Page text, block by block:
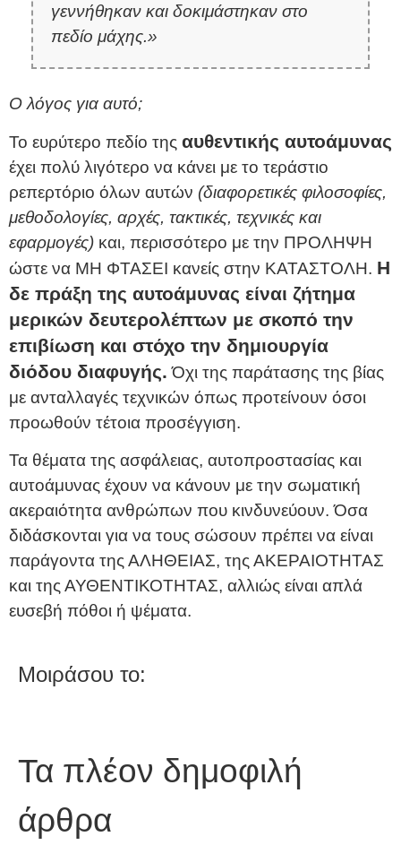
γεννήθηκαν και δοκιμάστηκαν στο
πεδίο μάχης.»
Ο λόγος για αυτό;
Το ευρύτερο πεδίο της αυθεντικής αυτοάμυνας
έχει πολύ λιγότερο να κάνει με το τεράστιο
ρεπερτόριο όλων αυτών (διαφορετικές φιλοσοφίες,
μεθοδολογίες, αρχές, τακτικές, τεχνικές και
εφαρμογές) και, περισσότερο με την ΠΡΟΛΗΨΗ
ώστε να ΜΗ ΦΤΑΣΕΙ κανείς στην ΚΑΤΑΣΤΟΛΗ. Η
δε πράξη της αυτοάμυνας είναι ζήτημα
μερικών δευτερολέπτων με σκοπό την
επιβίωση και στόχο την δημιουργία
διόδου διαφυγής. Όχι της παράτασης της βίας
με ανταλλαγές τεχνικών όπως προτείνουν όσοι
προωθούν τέτοια προσέγγιση.
Τα θέματα της ασφάλειας, αυτοπροστασίας και
αυτοάμυνας έχουν να κάνουν με την σωματική
ακεραιότητα ανθρώπων που κινδυνεύουν. Όσα
διδάσκονται για να τους σώσουν πρέπει να είναι
παράγοντα της ΑΛΗΘΕΙΑΣ, της ΑΚΕΡΑΙΟΤΗΤΑΣ
και της ΑΥΘΕΝΤΙΚΟΤΗΤΑΣ, αλλιώς είναι απλά
ευσεβή πόθοι ή ψέματα.
Μοιράσου το:
Τα πλέον δημοφιλή
άρθρα